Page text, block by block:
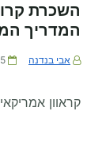
השכרת
המדריך
אבי בנדנה 05
קראוון אמריקאי